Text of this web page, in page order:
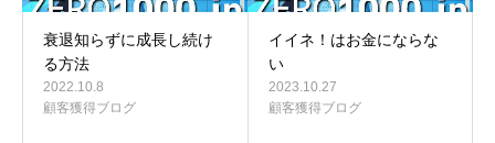
衰退知らずに成長し続け
る方法
2022.10.8
顧客獲得ブログ
イイネ！はお金にならな
い
2023.10.27
顧客獲得ブログ